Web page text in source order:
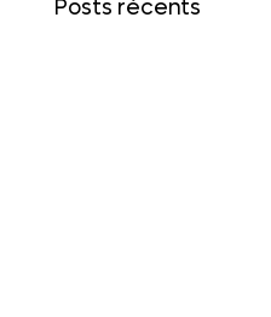
Posts récents